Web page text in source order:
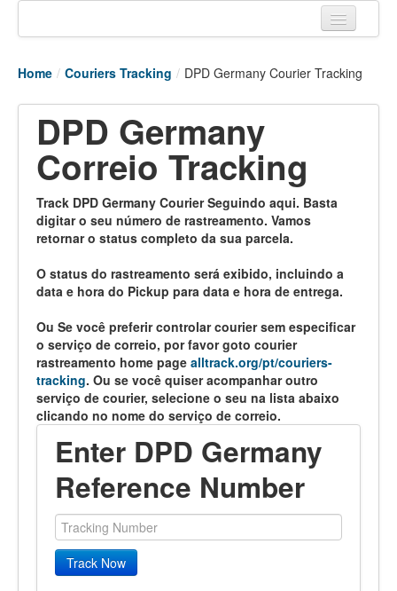
Tracking links
Couriers Tracking
Air Cargo Tracking
Vessel Tracking
Port Of Calls
Home / Couriers Tracking / DPD Germany Courier Tracking
DPD Germany
Correio Tracking
Track DPD Germany Courier Seguindo aqui. Basta
digitar o seu número de rastreamento. Vamos
retornar o status completo da sua parcela.
O status do rastreamento será exibido, incluindo a
data e hora do Pickup para data e hora de entrega.
Ou Se você preferir controlar courier sem especificar
o serviço de correio, por favor goto courier
rastreamento home page alltrack.org/pt/couriers-
tracking. Ou se você quiser acompanhar outro
serviço de courier, selecione o seu na lista abaixo
clicando no nome do serviço de correio.
Enter DPD Germany
Reference Number
Track Now